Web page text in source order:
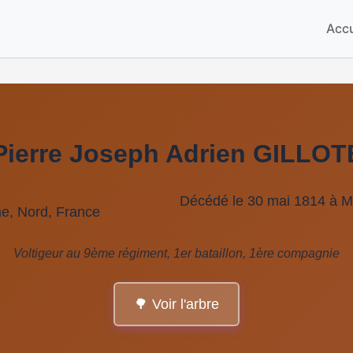
Joseph Adrien
Nord, France
Décédé le 30 mai 1814 à
Voltigeur au 9ème régiment, 1er bataillon, 1ère compagnie
🌳 Voir l'arbre